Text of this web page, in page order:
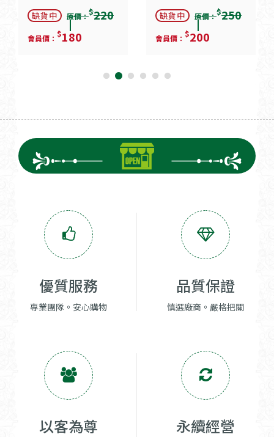
缺貨中 原價：$220
會員價： $180
缺貨中 原價：$250
會員價： $200
優質服務
專業團隊。安心購物
品質保證
慎選廠商。嚴格把關
以客為尊 永續經營